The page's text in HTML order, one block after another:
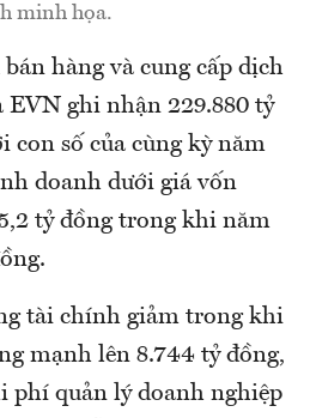
minh họa.
hàng và cung cấp dịch
EVN ghi nhận 229.880 tỷ
con số của cùng kỳ năm
doanh dưới giá vốn
tỷ đồng trong khi năm
tài chính giảm trong khi
mạnh lên 8.744 tỷ đồng,
phí quản lý doanh nghiệp